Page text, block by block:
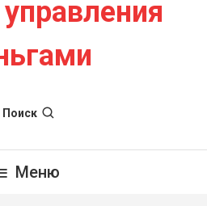
Поиск
Меню